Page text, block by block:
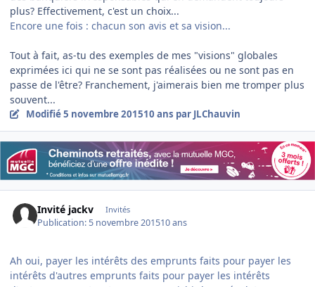
plus? Effectivement, c'est un choix...
Encore une fois : chacun son avis et sa vision...
Tout à fait, as-tu des exemples de mes "visions" globales
exprimées ici qui ne se sont pas réalisées ou ne sont pas en
passe de l'être? Franchement, j'aimerais bien me tromper plus
souvent...
Modifié5 novembre 201510 ans par JLChauvin
Invité jackv Invités
Publication: 5 novembre 201510 ans
Ah oui, payer les intérêts des emprunts faits pour payer les
intérêts d'autres emprunts faits pour payer les intérêts